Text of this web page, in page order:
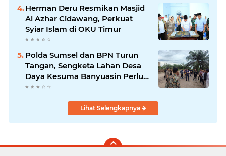
Herman Deru Resmikan Masjid
Al Azhar Cidawang, Perkuat
Syiar Islam di OKU Timur
Polda Sumsel dan BPN Turun
Tangan, Sengketa Lahan Desa
Daya Kesuma Banyuasin Perlu
Kepastian Hukum
Lihat Selengkapnya